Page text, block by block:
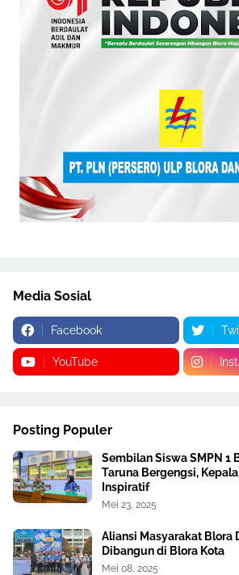
Media Sosial
Facebook
YouTube
Posting Populer
Sembilan Siswa SMPN 1
Taruna Bergengsi,
Inspiratif
Mei 23, 2025
Aliansi Masyarakat Blora
Dibangun di Blora Kota
Mei 08, 2025